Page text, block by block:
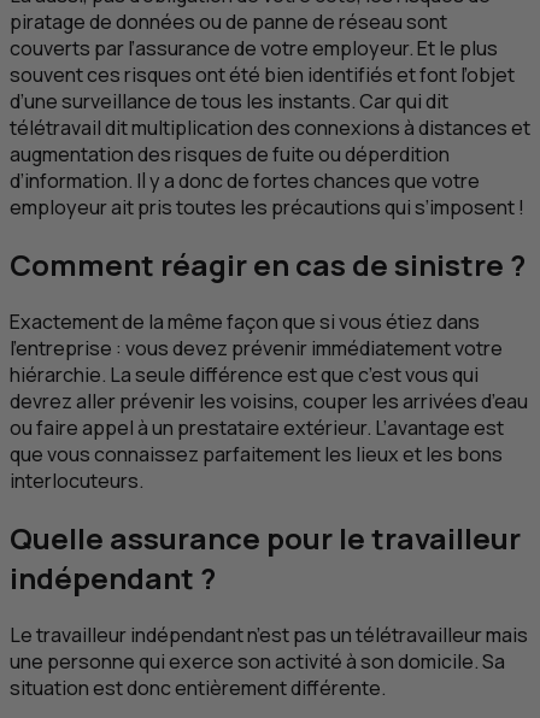
piratage de données ou de panne de réseau sont
couverts par l’assurance de votre employeur. Et le plus
souvent ces risques ont été bien identifiés et font l’objet
d’une surveillance de tous les instants. Car qui dit
télétravail dit multiplication des connexions à distances et
augmentation des risques de fuite ou déperdition
d’information. Il y a donc de fortes chances que votre
employeur ait pris toutes les précautions qui s’imposent !
Comment réagir en cas de sinistre ?
Exactement de la même façon que si vous étiez dans
l’entreprise : vous devez prévenir immédiatement votre
hiérarchie. La seule différence est que c’est vous qui
devrez aller prévenir les voisins, couper les arrivées d’eau
ou faire appel à un prestataire extérieur. L’avantage est
que vous connaissez parfaitement les lieux et les bons
interlocuteurs.
Quelle assurance pour le travailleur
indépendant ?
Le travailleur indépendant n’est pas un télétravailleur mais
une personne qui exerce son activité à son domicile. Sa
situation est donc entièrement différente.